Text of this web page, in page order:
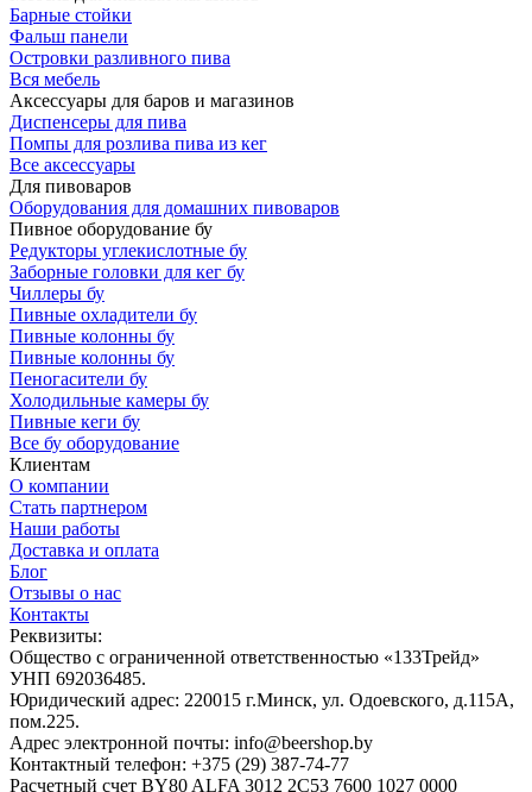
Барные стойки
Фальш панели
Островки разливного пива
Вся мебель
Аксессуары для баров и магазинов
Диспенсеры для пива
Помпы для розлива пива из кег
Все аксессуары
Для пивоваров
Оборудования для домашних пивоваров
Пивное оборудование бу
Редукторы углекислотные бу
Заборные головки для кег бу
Чиллеры бу
Пивные охладители бу
Пивные колонны бу
Пивные колонны бу
Пеногасители бу
Холодильные камеры бу
Пивные кеги бу
Все бу оборудование
Клиентам
О компании
Стать партнером
Наши работы
Доставка и оплата
Блог
Отзывы о нас
Контакты
Реквизиты:
Общество с ограниченной ответственностью «133Трейд»
УНП 692036485​.
Юридический адрес: 220015 г.Минск, ул. Одоевского, д.115А,
пом.225.
Адрес электронной почты: info@beershop.by
Контактный телефон: +375 (29) 387-74-77
Расчетный счет BY80 ALFA 3012 2C53 7600 1027 0000